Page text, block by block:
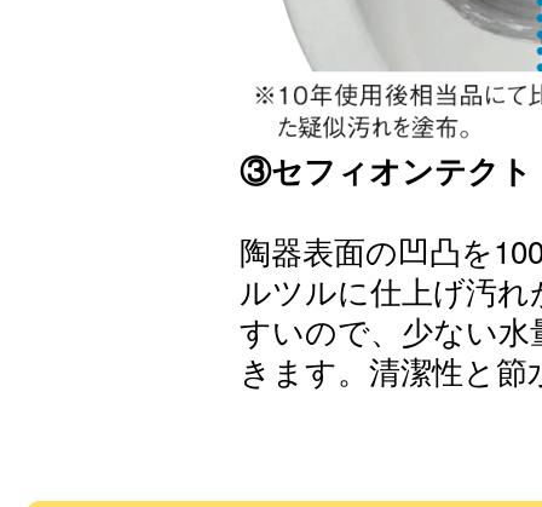
③セフィオンテクト
陶器表面の凹凸を
ルツルに仕上げ汚
すいので、少ない
きます。清潔性と